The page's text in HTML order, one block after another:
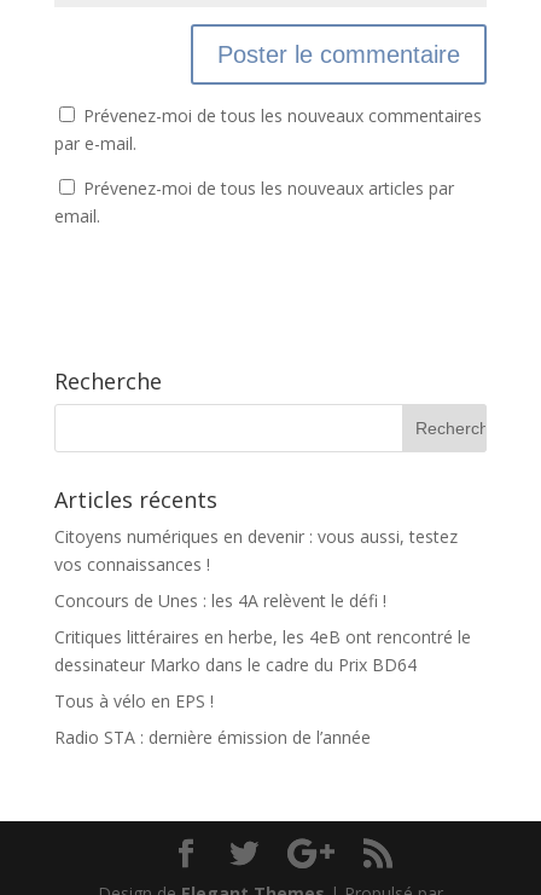
Prévenez-moi de tous les nouveaux commentaires
par e-mail.
Prévenez-moi de tous les nouveaux articles par
email.
Recherche
Articles récents
Citoyens numériques en devenir : vous aussi, testez
vos connaissances !
Concours de Unes : les 4A relèvent le défi !
Critiques littéraires en herbe, les 4eB ont rencontré le
dessinateur Marko dans le cadre du Prix BD64
Tous à vélo en EPS !
Radio STA : dernière émission de l’année